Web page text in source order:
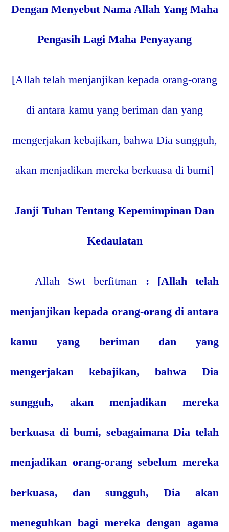
Dengan Menyebut Nama Allah Yang Maha
Pengasih Lagi Maha Penyayang
[Allah telah menjanjikan kepada orang-orang
di antara kamu yang beriman dan yang
mengerjakan kebajikan, bahwa Dia sungguh,
akan menjadikan mereka berkuasa di bumi]
Janji Tuhan Tentang Kepemimpinan Dan
Kedaulatan
Allah Swt berfitman : [Allah telah
menjanjikan kepada orang-orang di antara
kamu yang beriman dan yang
mengerjakan kebajikan, bahwa Dia
sungguh, akan menjadikan mereka
berkuasa di bumi, sebagaimana Dia telah
menjadikan orang-orang sebelum mereka
berkuasa, dan sungguh, Dia akan
meneguhkan bagi mereka dengan agama